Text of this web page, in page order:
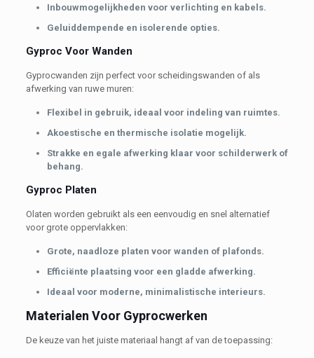
Inbouwmogelijkheden voor verlichting en kabels.
Geluiddempende en isolerende opties.
Gyproc Voor Wanden
Gyprocwanden zijn perfect voor scheidingswanden of als
afwerking van ruwe muren:
Flexibel in gebruik, ideaal voor indeling van ruimtes.
Akoestische en thermische isolatie mogelijk.
Strakke en egale afwerking klaar voor schilderwerk of
behang.
Gyproc Platen
Olaten worden gebruikt als een eenvoudig en snel alternatief
voor grote oppervlakken:
Grote, naadloze platen voor wanden of plafonds.
Efficiënte plaatsing voor een gladde afwerking.
Ideaal voor moderne, minimalistische interieurs.
Materialen Voor Gyprocwerken
De keuze van het juiste materiaal hangt af van de toepassing: